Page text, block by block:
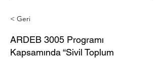
< Geri
ARDEB 3005 Programı
Kapsamında “Sivil Toplum